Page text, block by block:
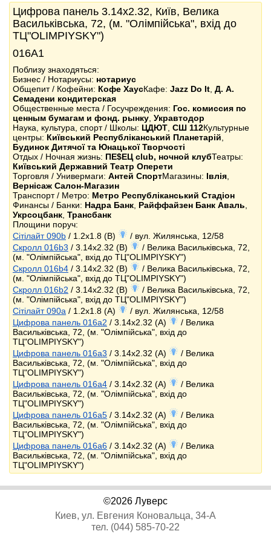
Цифрова панель 3.14x2.32, Київ, Велика
Васильківська, 72, (м. "Олімпійська", вхід до
ТЦ"OLIMPIYSKY")
016А1
Поблизу знаходяться:
Бизнес / Нотариусы: нотариус
Общепит / Кофейни: Кофе ХаусКафе: Jazz Do It Д. А.
Семадени кондитерская
Общественные места / Госучреждения: Гос. комиссия по
ценным бумагам и фонд. рынку Укравтодор
Наука, культура, спорт / Школы: ЦДЮТ СШ 112Культурные
центры: Київський Республіканський Планетарій
Будинок Дитячої та Юнацької Творчості
Отдых / Ночная жизнь: ПЕ$ЕЦ club, ночной клубТеатры:
Київський Державний Театр Оперети
Торговля / Универмаги: Антей СпортМагазины: Івлія
Вернісаж Салон-Магазин
Транспорт / Метро: Метро Республіканський Стадіон
Финансы / Банки: Надра Банк Райффайзен Банк Аваль
Укрсоцбанк Трансбанк
Площини поруч:
Сітілайт 090b / 1.2x1.8 (B)
/ вул. Жилянська, 12/58
Скролл 016b3 / 3.14x2.32 (B)
/ Велика Васильківська, 72,
(м. "Олімпійська", вхід до ТЦ"OLIMPIYSKY")
Скролл 016b4 / 3.14x2.32 (B)
/ Велика Васильківська, 72,
(м. "Олімпійська", вхід до ТЦ"OLIMPIYSKY")
Скролл 016b2 / 3.14x2.32 (B)
/ Велика Васильківська, 72,
(м. "Олімпійська", вхід до ТЦ"OLIMPIYSKY")
Сітілайт 090a / 1.2x1.8 (A)
/ вул. Жилянська, 12/58
Цифрова панель 016a2 / 3.14x2.32 (A)
/ Велика
Васильківська, 72, (м. "Олімпійська", вхід до
ТЦ"OLIMPIYSKY")
Цифрова панель 016a3 / 3.14x2.32 (A)
/ Велика
Васильківська, 72, (м. "Олімпійська", вхід до
ТЦ"OLIMPIYSKY")
Цифрова панель 016a4 / 3.14x2.32 (A)
/ Велика
Васильківська, 72, (м. "Олімпійська", вхід до
ТЦ"OLIMPIYSKY")
Цифрова панель 016a5 / 3.14x2.32 (A)
/ Велика
Васильківська, 72, (м. "Олімпійська", вхід до
ТЦ"OLIMPIYSKY")
Цифрова панель 016a6 / 3.14x2.32 (A)
/ Велика
Васильківська, 72, (м. "Олімпійська", вхід до
ТЦ"OLIMPIYSKY")
©2026 Луверс
Киев, ул. Евгения Коновальца, 34-А
тел. (044) 585-70-22